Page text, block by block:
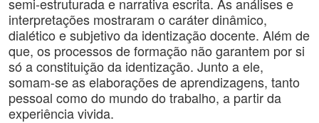
interpretações mostraram o caráter dinâmico,
dialético e subjetivo da identização docente. Além de
que, os processos de formação não garantem por si
só a constituição da identização. Junto a ele,
somam-se as elaborações de aprendizagens, tanto
pessoal como do mundo do trabalho, a partir da
experiência vivida.